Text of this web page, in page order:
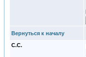
Вернуться к началу
С.С.